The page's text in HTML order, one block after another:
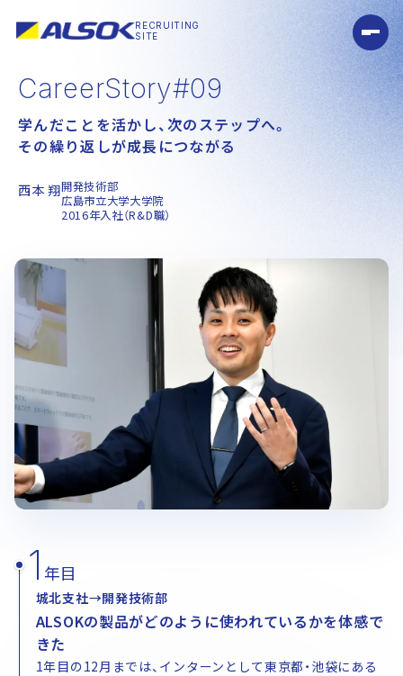
RECRUITING
SITE
RECRUITING
SITE
メッセージ
Company
強みと特徴 事業展開
Interview
インタビュー 一覧
CareerStory
人とキャリアを知る
人とキャリアを知る 一覧
Environment
働く環境を知る
社員データ（アンケート）
教育研修制度
福利厚生
座談会（若手社員）
Recruitment
採用情報
採用担当メッセージ
募集要項（新卒）
募集要項（グループ合同募集）
学んだことを活かし、次のステップへ。
その繰り返しが成長につながる
西本 翔開発技術部
広島市立大学大学院
2016年入社（R&D職）
CareerStory#09
1 年目
城北支社→開発技術部
ALSOKの製品がどのように使われているかを体感で
きた
1年目の12月までは、インターンとして東京都・池袋にある